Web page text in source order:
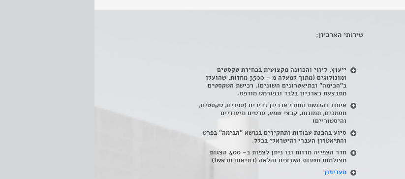
שירותי הארכיון:
ייעוץ, ליווי והכוונה מקצועית בבחירת טקסטים
ומונולוגים (מתוך למעלה מ – 3500 מחזות, שהועלו
ב"הבימה" ובתיאטרונים השונים). רכישת הטקסטים
מתבצעת בארכיון בלבד ובפורמט מודפס.
איתור והנגשת חומרי ארכיון נדירים (ספרים, טקסטים,
מסמכים, תמונות, קבצי שמע, סרטים תיעודיים
והיסטוריים)
סיוע בהכנת עבודות ותחקירים בנושא "הבימה" בפרט
והתיאטרון העברי והישראלי בכלל.
חדר הצפייה מרווח ובו ניתן לצפות ב- 400 הצגות
מצולמות משנות השבעים והלאה (בתיאום מראש!)
תעריפון